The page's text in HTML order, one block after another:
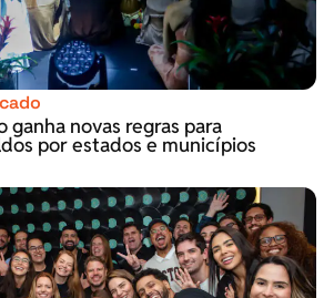
ganha novas regras para
por estados e municípios